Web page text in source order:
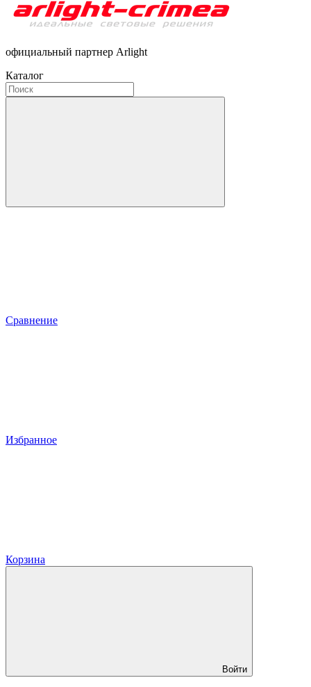
официальный партнер Arlight
Каталог
Сравнение
Избранное
Корзина
Войти